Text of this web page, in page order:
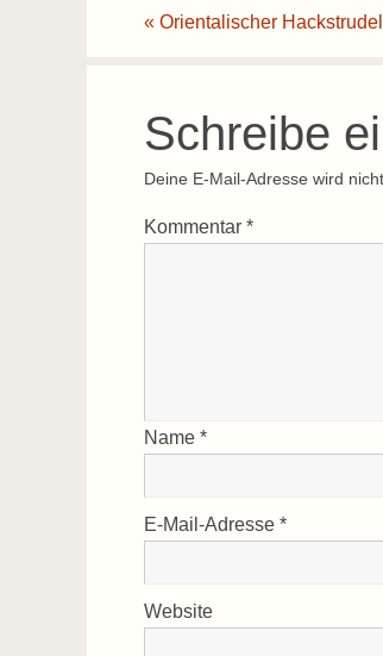
« Orientalischer Hackstrudel
Schreibe
Deine E-Mail-Adresse wird
Kommentar *
Name *
E-Mail-Adresse *
Website